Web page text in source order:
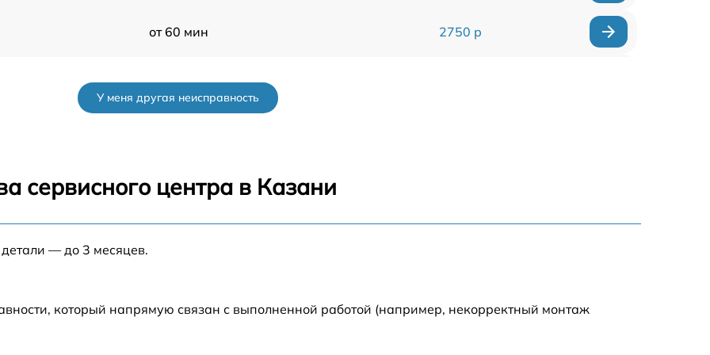
от 60 мин 2750 р
У меня другая неисправность
сервисного центра в Казани
— до 3 месяцев.
который напрямую связан с выполненной работой (например, некорректный монтаж